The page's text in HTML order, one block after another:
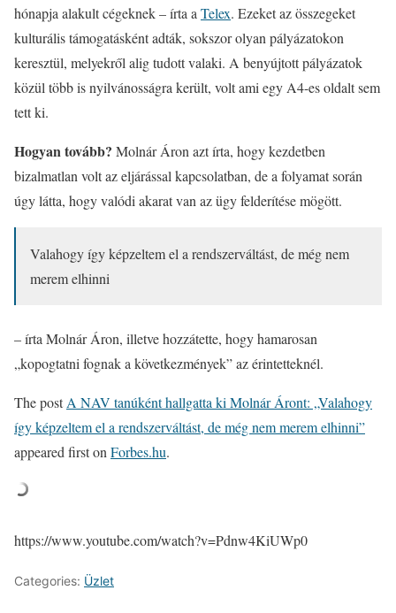
hónapja alakult cégeknek – írta a Telex. Ezeket az összegeket
kulturális támogatásként adták, sokszor olyan pályázatokon
keresztül, melyekről alig tudott valaki. A benyújtott pályázatok
közül több is nyilvánosságra került, volt ami egy A4-es oldalt sem
tett ki.
Hogyan tovább? Molnár Áron azt írta, hogy kezdetben
bizalmatlan volt az eljárással kapcsolatban, de a folyamat során
úgy látta, hogy valódi akarat van az ügy felderítése mögött.
Valahogy így képzeltem el a rendszerváltást, de még nem
merem elhinni
– írta Molnár Áron, illetve hozzátette, hogy hamarosan
„kopogtatni fognak a következmények” az érintetteknél.
The postA NAV tanúként hallgatta ki Molnár Áront: „Valahogy
így képzeltem el a rendszerváltást, de még nem merem elhinni”
appeared first on Forbes.hu.
https://www.youtube.com/watch?v=Pdnw4KiUWp0
Categories: Üzlet